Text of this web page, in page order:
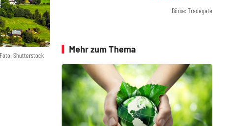
Foto: Shutterstock
Börse: Tradegate
Mehr zum Thema